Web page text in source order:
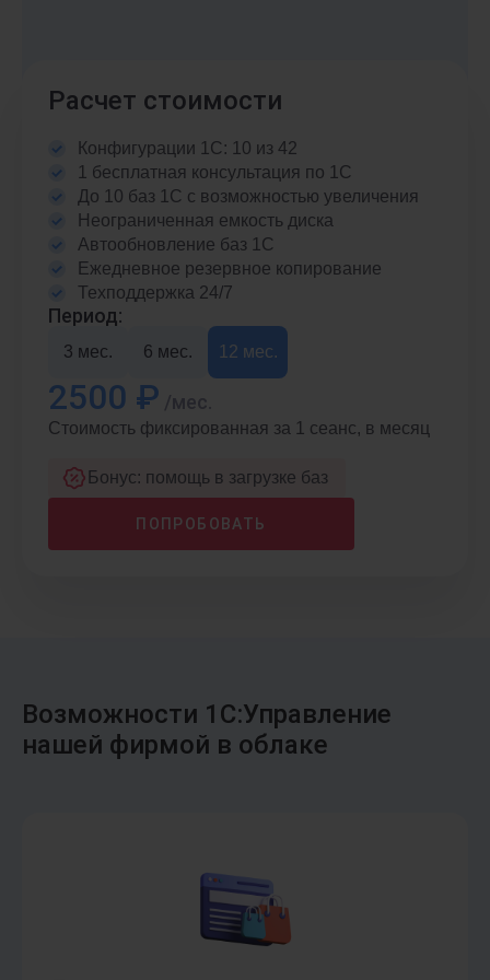
Расчет стоимости
Конфигурации 1С: 10 из 42
1 бесплатная консультация по 1С
До 10 баз 1С с возможностью увеличения
Неограниченная емкость диска
Автообновление баз 1С
Ежедневное резервное копирование
Техподдержка 24/7
Период:
3 мес. 6 мес. 12 мес.
2500 ₽
Стоимость фиксированная за 1 сеанс, в месяц
Бонус: помощь в загрузке баз
ПОПРОБОВАТЬ
Возможности 1С:Управление
нашей фирмой в облаке